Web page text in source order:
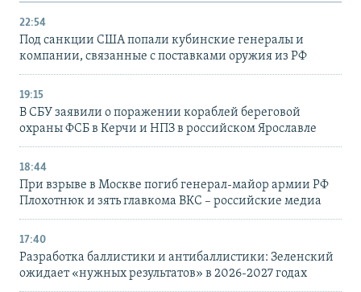
22:54
Под санкции США попали кубинские генералы и
компании, связанные с поставками оружия из РФ
19:15
В СБУ заявили о поражении кораблей береговой
охраны ФСБ в Керчи и НПЗ в российском Ярославле
18:44
При взрыве в Москве погиб генерал-майор армии РФ
Плохотнюк и зять главкома ВКС – российские медиа
17:40
Разработка баллистики и антибаллистики: Зеленский
ожидает «нужных результатов» в 2026-2027 годах